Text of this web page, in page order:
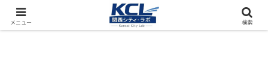
都市再開発をフィールド調査（累計アクセス数4000万PV）
メニュー 検索